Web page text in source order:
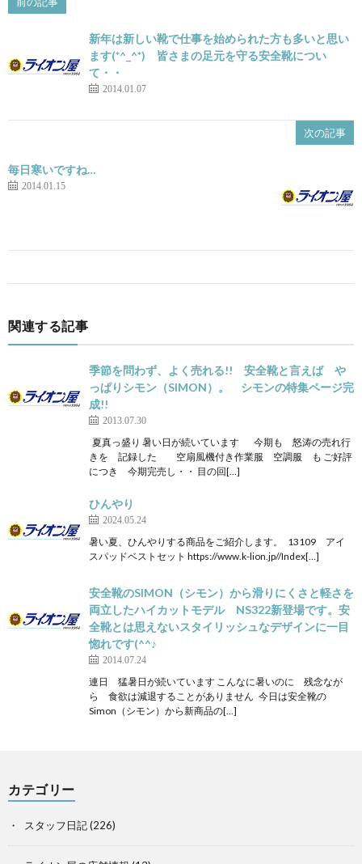
新年は新しい靴で仕事を始められた方も多いと思い
ます(*^_^*) 皆さまの足元を守る安全靴につい
て・・
2014.01.07
次の記事
毎日寒いですね…
2014.01.15
関連する記事
季節を問わず、よく売れる!! 安全靴と言えば や
っぱりシモン（SIMON）。 シモンの特集ページ完
成!!
2013.07.30
夏真っ盛り 暑い日が続いています 今期も 怒涛の売れ行
きを 記録した 空扇風機付き作業服 空調服 も ご好評
につき 今期完売し・・ 目の回[…]
ひんやり
2024.05.24
暑い夏、ひんやりする商品をご紹介します。 13109 アイ
スパッドベストセット https://www.k-lion.jp//Index[…]
安全靴のSIMON（シモン）から滑りにくさと軽さを
両立したハイカットモデル NS322新登場です。安
全靴とは思えないスタイリッシュなデザインに一目
惚れです(^^♪
2014.07.24
連日 猛暑日が続いています こんなに暑いのに 残念なが
ら 食欲は減退することがありません 今日は安全靴の
Simon（シモン）から新商品の[…]
カテゴリー
スタッフ日記(226)